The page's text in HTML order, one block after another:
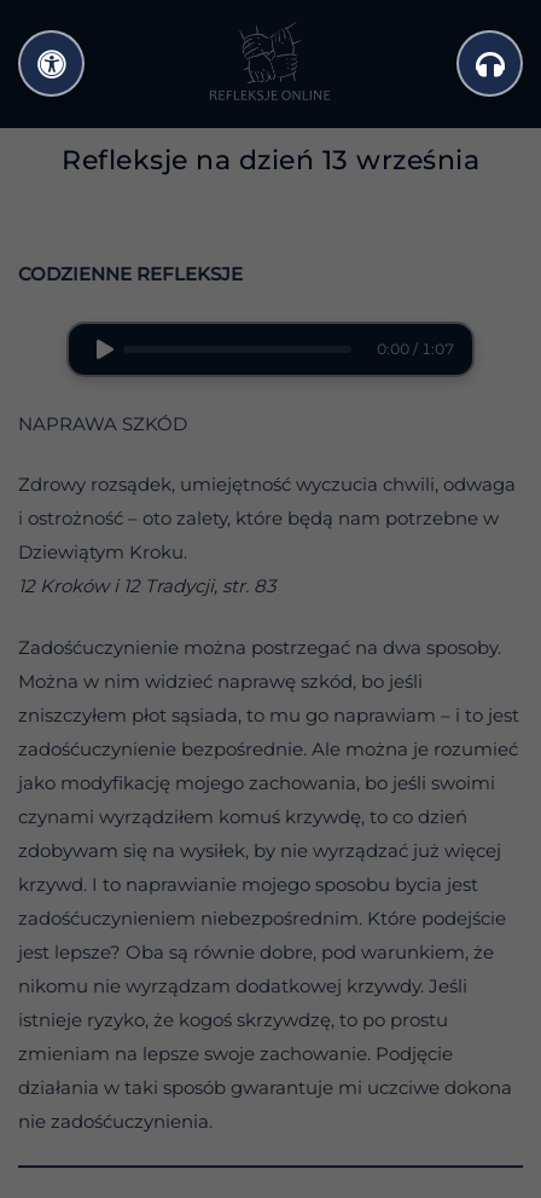
do
treści
Refleksje na dzień 13 września
CODZIENNE REFLEKSJE
0:00 / 1:07
NAPRAWA SZKÓD
Zdrowy rozsądek, umiejętność wyczucia chwili, odwaga
i ostrożność – oto zalety, które będą nam potrzebne w
Dziewiątym Kroku.
12 Kroków i 12 Tradycji, str. 83
Zadośćuczynienie można postrzegać na dwa sposoby.
Można w nim widzieć naprawę szkód, bo jeśli
zniszczyłem płot sąsiada, to mu go naprawiam – i to jest
zadośćuczynienie bezpośrednie. Ale można je rozumieć
jako modyfikację mojego zachowania, bo jeśli swoimi
czynami wyrządziłem komuś krzywdę, to co dzień
zdobywam się na wysiłek, by nie wyrządzać już więcej
krzywd. I to naprawianie mojego sposobu bycia jest
zadośćuczynieniem niebezpośrednim. Które podejście
jest lepsze? Oba są równie dobre, pod warunkiem, że
nikomu nie wyrządzam dodatkowej krzywdy. Jeśli
istnieje ryzyko, że kogoś skrzywdzę, to po prostu
zmieniam na lepsze swoje zachowanie. Podjęcie
działania w taki sposób gwarantuje mi uczciwe dokona
nie zadośćuczynienia.